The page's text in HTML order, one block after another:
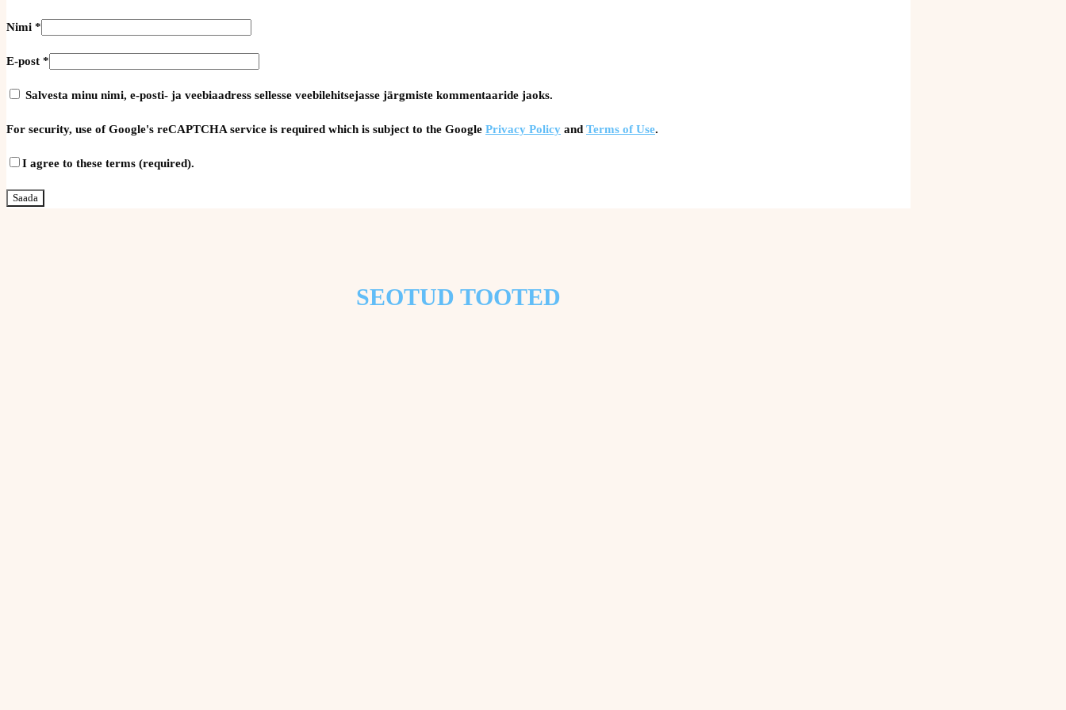
Nimi *
E-post *
Salvesta minu nimi, e-posti- ja veebiaadress sellesse veebilehitsejasse järgmiste kommentaaride jaoks.
For security, use of Google's reCAPTCHA service is required which is subject to the Google Privacy Policy and Terms of Use.
I agree to these terms (required).
SEOTUD TOOTED